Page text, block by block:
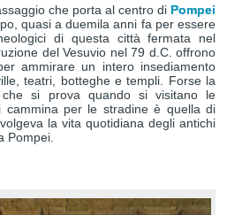
che porta al centro di Pompei
quasi a duemila anni fa per essere
di questa città fermata nel
del Vesuvio nel 79 d.C. offrono
ammirare un intero insediamento
teatri, botteghe e templi. Forse la
si prova quando si visitano le
cammina per le stradine è quella di
la vita quotidiana degli antichi
Pompei.